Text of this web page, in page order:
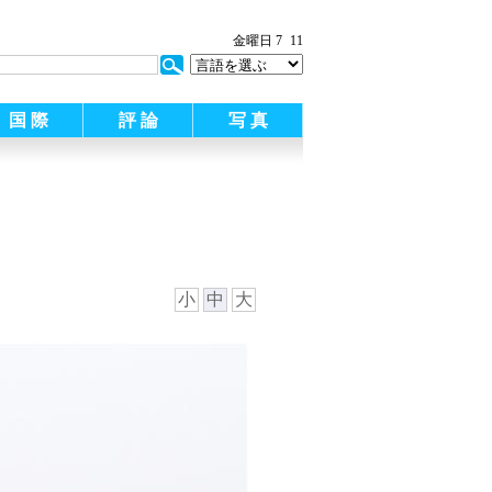
金曜日 7 12
国 際 評 論 写 真
小 中 大